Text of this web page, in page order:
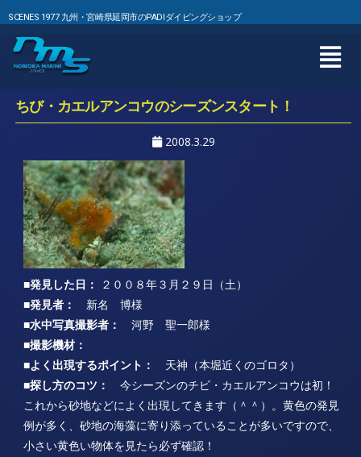
SCENES 1977 九州・宮崎県延岡市のPADIダイビングショップ
ちび・カエルアンコウのシーズンスタート！
2008.3.29
■発見した日：
２００８年３月２９日（土）
■発見者：
新名 博様
■水中写真撮影者：
河野 聖一郎様
■撮影機材：
■よく出現するポイント：
天神（本堀近くのゴロタ）
■探し方のコツ：
今シーズンのチビ・カエルアンコウは初！
これから砂地などによく出現してきます（＾＾）。黄色の発見
例が多く、砂地の海藻に寄り添っていることが多いですので、
小さい黄色い物体を見たら必ず確認！